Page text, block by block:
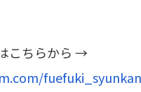
こちらから →